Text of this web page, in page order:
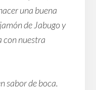
una buena
de Jabugo y
con nuestra
sabor de boca.